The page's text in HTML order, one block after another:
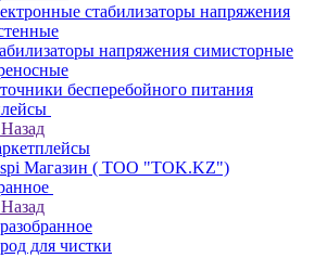
стабилизаторы напряжения
напряжения симисторные
бесперебойного питания
Назад
Магазин ( ТОО "TOK.KZ")
Назад
для чистки